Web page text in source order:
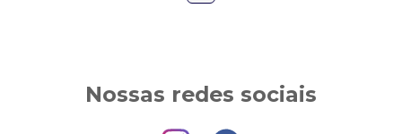
Nossas redes sociais